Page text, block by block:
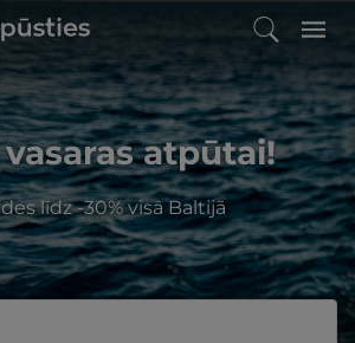
vasaras atpūtai!
līdz -30% visā Baltijā